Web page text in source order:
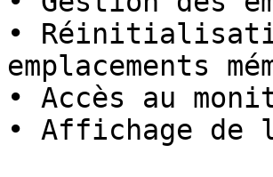
•
emplacements
• Accès au
• Affichage de